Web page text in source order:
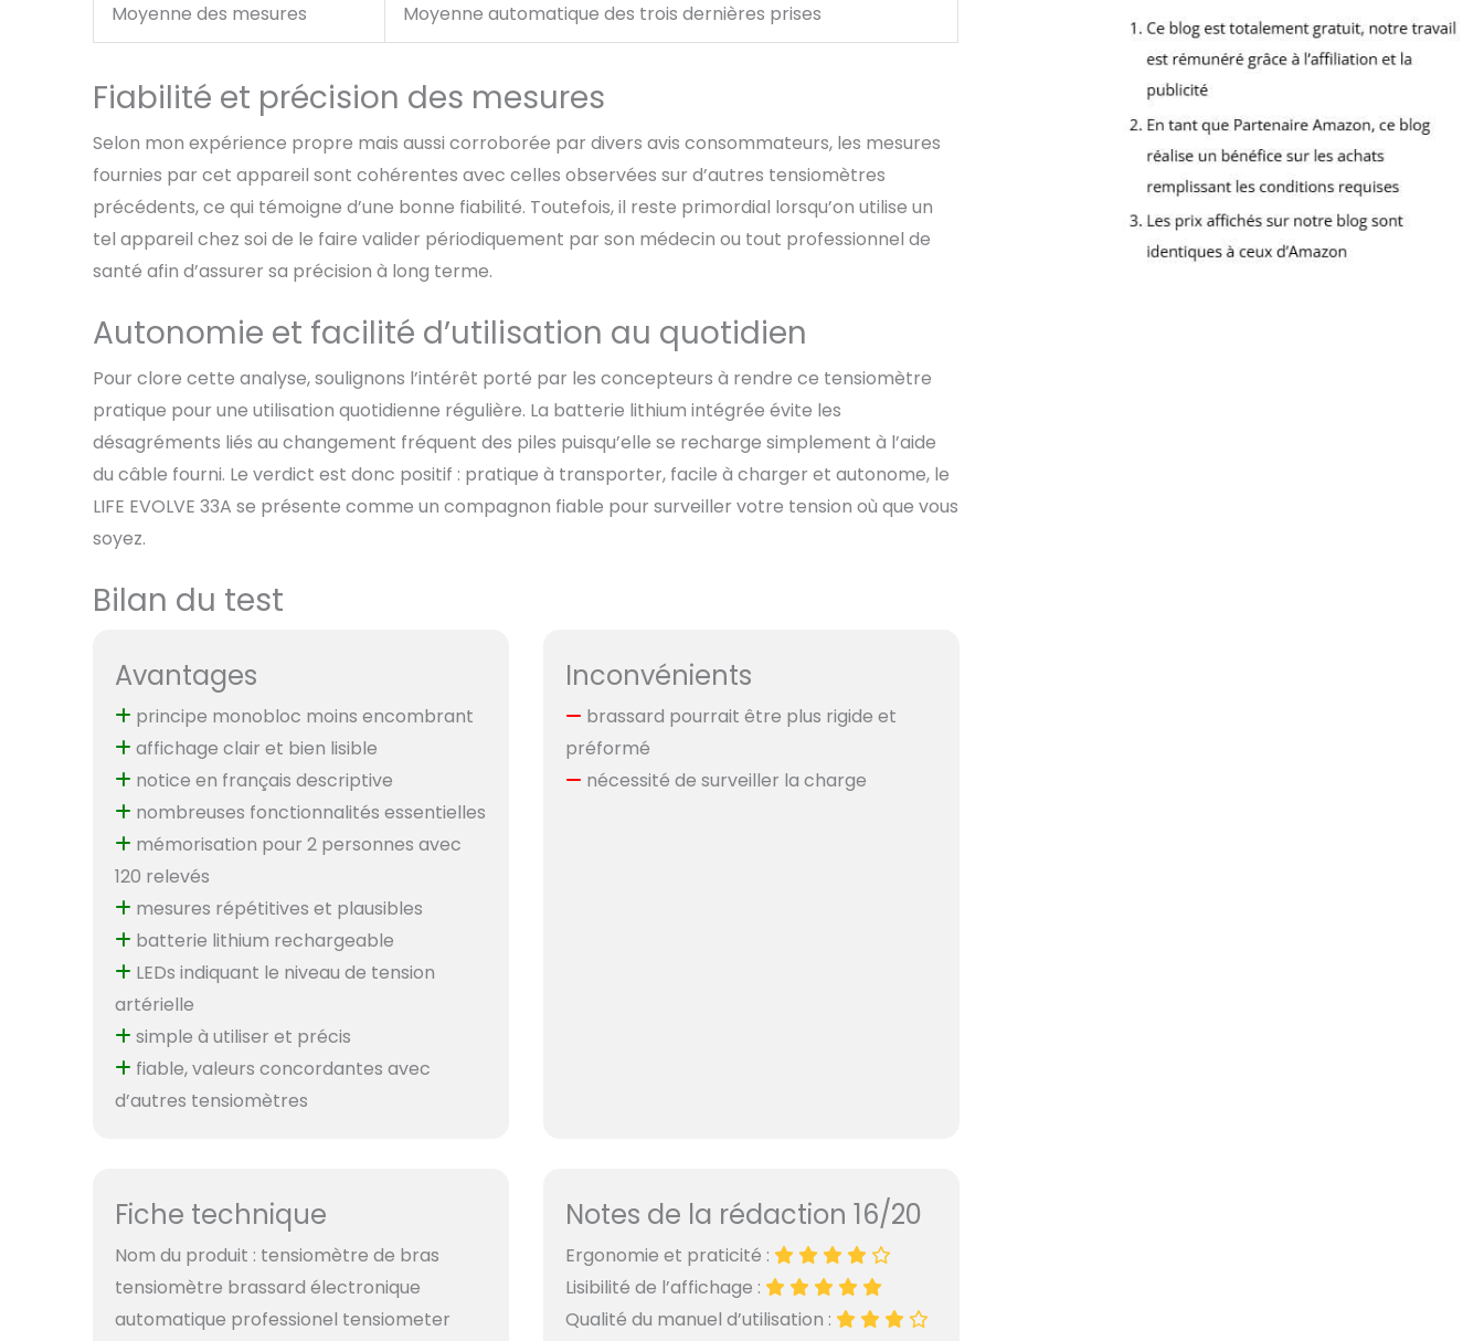
Moyenne des mesures Moyenne automatique des trois dernières prises
Fiabilité et précision des mesures
Selon mon expérience propre mais aussi corroborée par divers avis consommateurs, les mesures
fournies par cet appareil sont cohérentes avec celles observées sur d’autres tensiomètres
précédents, ce qui témoigne d’une bonne fiabilité. Toutefois, il reste primordial lorsqu’on utilise un
tel appareil chez soi de le faire valider périodiquement par son médecin ou tout professionnel de
santé afin d’assurer sa précision à long terme.
Autonomie et facilité d’utilisation au quotidien
Pour clore cette analyse, soulignons l’intérêt porté par les concepteurs à rendre ce tensiomètre
pratique pour une utilisation quotidienne régulière. La batterie lithium intégrée évite les
désagréments liés au changement fréquent des piles puisqu’elle se recharge simplement à l’aide
du câble fourni. Le verdict est donc positif : pratique à transporter, facile à charger et autonome, le
LIFE EVOLVE 33A se présente comme un compagnon fiable pour surveiller votre tension où que vous
soyez.
Bilan du test
Avantages
principe monobloc moins encombrant
affichage clair et bien lisible
notice en français descriptive
nombreuses fonctionnalités essentielles
mémorisation pour 2 personnes avec
120 relevés
mesures répétitives et plausibles
batterie lithium rechargeable
LEDs indiquant le niveau de tension
artérielle
simple à utiliser et précis
fiable, valeurs concordantes avec
d’autres tensiomètres
Inconvénients
brassard pourrait être plus rigide et
préformé
nécessité de surveiller la charge
Fiche technique
Nom du produit : tensiomètre de bras
tensiomètre brassard électronique
automatique professionel tensiometer
Notes de la rédaction 16/20
Ergonomie et praticité :
Lisibilité de l’affichage :
Qualité du manuel d’utilisation :